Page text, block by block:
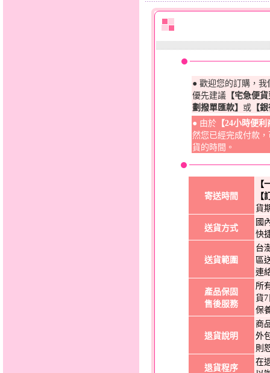
● 歡迎您的訂購，
優先建議 【宅急便
劃撥單匯款】 或 【
● 由於 【24小時便
然您已經完成付款
貨的時間。
寄送時間
【
【
貨
送貨方式
國
快
送貨範圍
台
區
連
產品保固
售後服務
所
貨
保
退貨說明
商
外
則
退貨程序
在